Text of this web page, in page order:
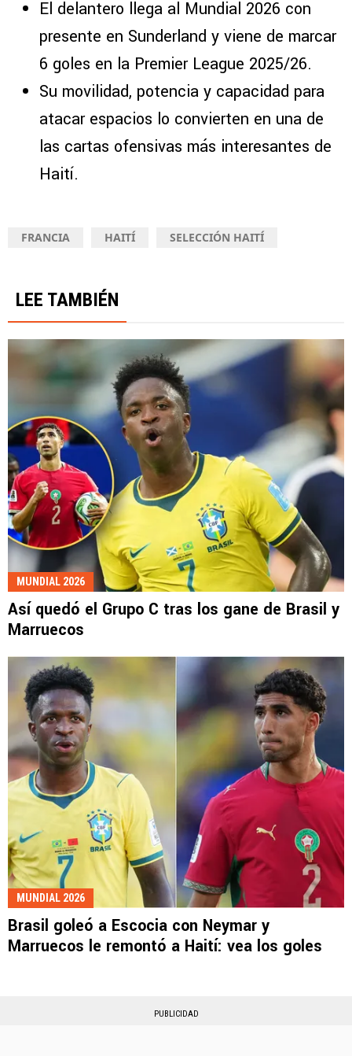
El delantero llega al Mundial 2026 con
presente en Sunderland y viene de marcar
6 goles en la Premier League 2025/26.
Su movilidad, potencia y capacidad para
atacar espacios lo convierten en una de
las cartas ofensivas más interesantes de
Haití.
FRANCIA HAITÍ SELECCIÓN HAITÍ
LEE TAMBIÉN
MUNDIAL 2026
Así quedó el Grupo C tras los gane de Brasil y
Marruecos
MUNDIAL 2026
Brasil goleó a Escocia con Neymar y
Marruecos le remontó a Haití: vea los goles
PUBLICIDAD